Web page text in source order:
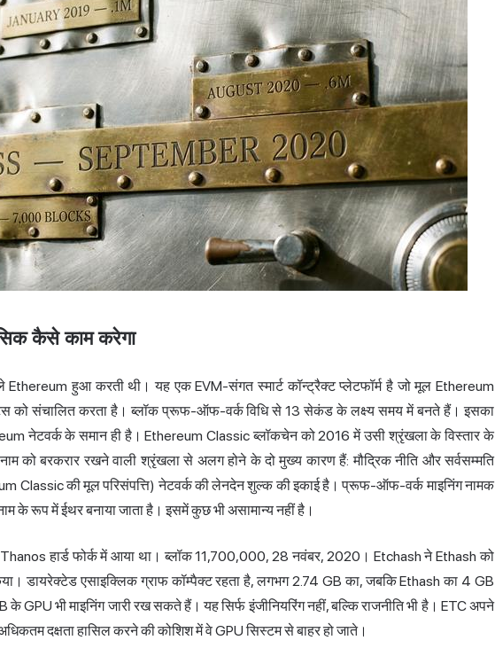
कैसे काम करेगा
Ethereum हुआ करती थी। यह एक EVM-संगत स्मार्ट कॉन्ट्रैक्ट प्लेटफॉर्म है जो मूल Ethereum
को संचालित करता है। ब्लॉक प्रूफ-ऑफ-वर्क विधि से 13 सेकंड के लक्ष्य समय में बनते हैं। इसका
नेटवर्क के समान ही है। Ethereum Classic ब्लॉकचेन को 2016 में उसी श्रृंखला के विस्तार के
को बरकरार रखने वाली श्रृंखला से अलग होने के दो मुख्य कारण हैं: मौद्रिक नीति औरसर्वसम्मति
Classic की मूल परिसंपत्ति) नेटवर्क की लेनदेन शुल्क की इकाई है। प्रूफ-ऑफ-वर्क माइनिंग नामक
के रूप में ईथर बनाया जाता है। इसमें कुछ भी असामान्य नहीं है।
Thanos हार्ड फोर्क में आया था। ब्लॉक 11,700,000, 28 नवंबर, 2020। Etchash ने Ethash को
डायरेक्टेड एसाइक्लिक ग्राफ कॉम्पैक्ट रहता है, लगभग 2.74 GB का, जबकि Ethash का 4 GB
GPU भी माइनिंग जारी रख सकते हैं। यह सिर्फ इंजीनियरिंग नहीं, बल्कि राजनीति भी है। ETC अपने
दक्षता हासिल करने की कोशिश में वे GPU सिस्टम से बाहर हो जाते।